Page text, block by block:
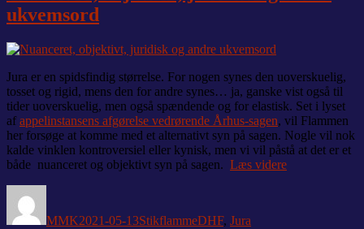
ukvemsord
Jura er en spidsfindig størrelse. For nogen synes den uoverskuelig,
tosset og rigid, mens den for andre synes… ja, ganske vist også til
tider uoverskuelig, men også spændende og for elastisk. Set i lyset
af appelinstansens afgørelse vedrørende Århus-sagen, vil Flammen
her forsøge at komme med et alternativt syn på sagen. Nogle vil nok
kalde vinklen kontroversiel eller kynisk, men vi vil påstå at det er et
både nuanceret og objektivt syn på sagen. Læs videre“Nuanceret,
MMK2021-05-13StikflammeDHF, Jura